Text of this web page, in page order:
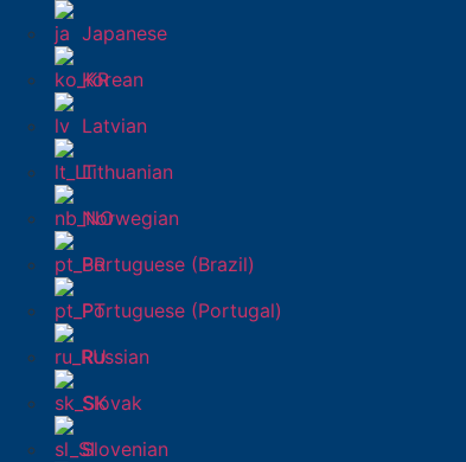
Japanese
Korean
Latvian
Lithuanian
Norwegian
Portuguese (Brazil)
Portuguese (Portugal)
Russian
Slovak
Slovenian